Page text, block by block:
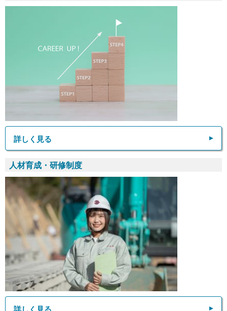
詳しく見る
人材育成・研修制度
詳しく見る